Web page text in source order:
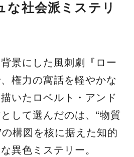
な社会派ミステリ
景にした風刺劇『ロー
権力の寓話を軽やかな
いたロベルト・アンド
して選んだのは、“物質
構図を核に据えた知的
異色ミステリー。